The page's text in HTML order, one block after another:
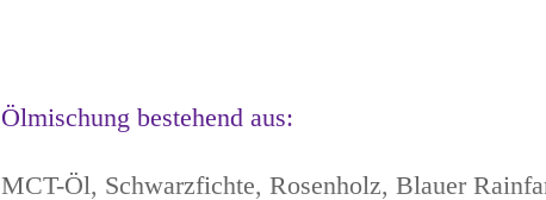
Ölmischung bestehend aus:
MCT-Öl, Schwarzfichte, Rosenholz, Blauer